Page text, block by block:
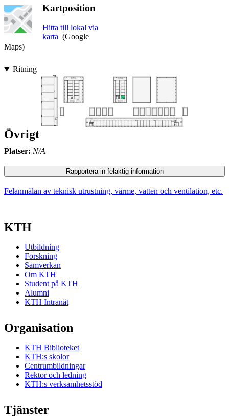
Kartposition
Hitta till lokal via
karta (Google
Maps)
Ritning
Övrigt
Platser: N/A
Rapportera in felaktig information
Felanmälan av teknisk utrustning, värme, vatten och ventilation, etc.
KTH
Utbildning
Forskning
Samverkan
Om KTH
Student på KTH
Alumni
KTH Intranät
Organisation
KTH Biblioteket
KTH:s skolor
Centrumbildningar
Rektor och ledning
KTH:s verksamhetsstöd
Tjänster